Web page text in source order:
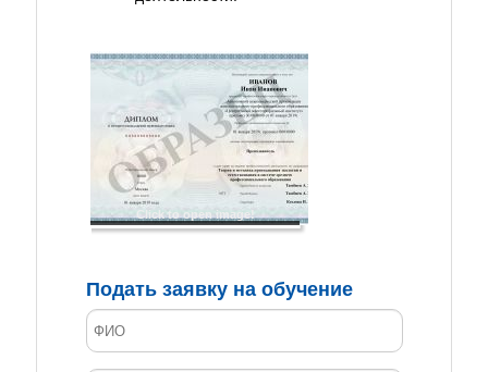
Click to open image!
Подать заявку на обучение